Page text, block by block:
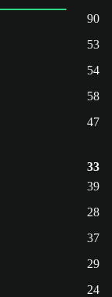
90
53
54
58
47
33
39
28
37
29
24